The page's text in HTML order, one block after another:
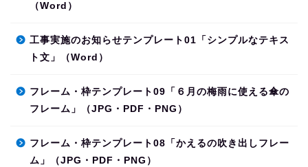
（Word）
工事実施のお知らせテンプレート01「シンプルなテキス
ト文」（Word）
フレーム・枠テンプレート09「６月の梅雨に使える傘の
フレーム」（JPG・PDF・PNG）
フレーム・枠テンプレート08「かえるの吹き出しフレー
ム」（JPG・PDF・PNG）